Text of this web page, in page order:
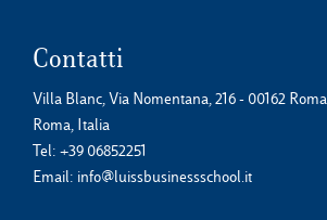
Contatti
Villa Blanc, Via Nomentana, 216 - 00162 Roma
Roma, Italia
Tel: +39 06852251
Email: info@luissbusinessschool.it